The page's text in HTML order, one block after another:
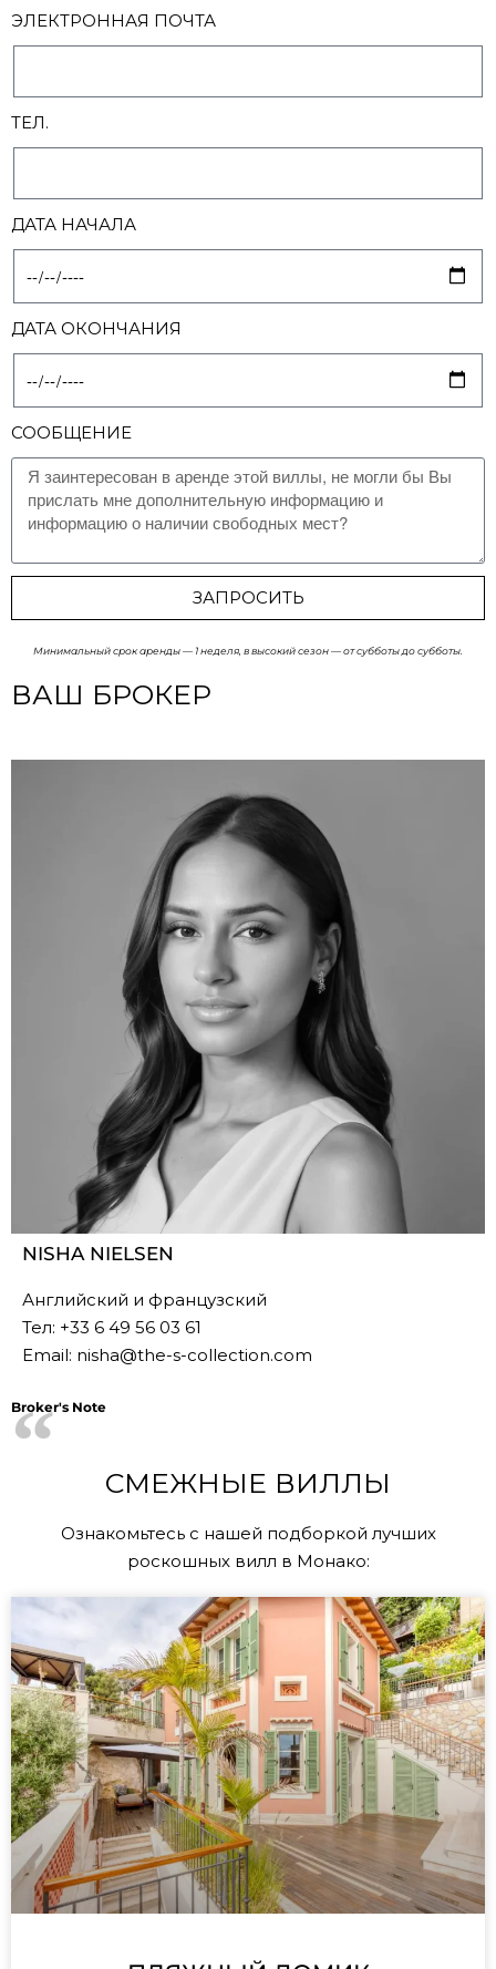
ЭЛЕКТРОННАЯ ПОЧТА
ТЕЛ.
ДАТА НАЧАЛА
ДАТА ОКОНЧАНИЯ
СООБЩЕНИЕ
ЗАПРОСИТЬ
Минимальный срок аренды — 1 неделя, в высокий сезон — от субботы до субботы.
ВАШ БРОКЕР
NISHA NIELSEN
Английский и французский
Тел: +33 6 49 56 03 61
Email: nisha@the-s-collection.com
Broker's Note
СМЕЖНЫЕ ВИЛЛЫ
Ознакомьтесь с нашей подборкой лучших
роскошных вилл в Монако: